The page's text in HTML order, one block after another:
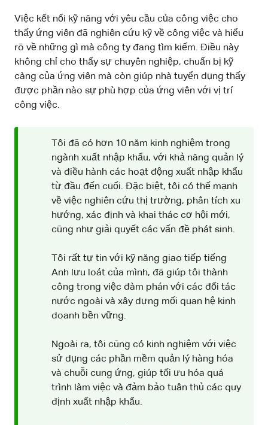
Việc kết nối kỹ năng với yêu cầu của công việc cho
thấy ứng viên đã nghiên cứu kỹ về công việc và hiểu
rõ về những gì mà công ty đang tìm kiếm. Điều này
không chỉ cho thấy sự chuyên nghiệp, chuẩn bị kỹ
càng của ứng viên mà còn giúp nhà tuyển dụng thấy
được phần nào sự phù hợp của ứng viên với vị trí
công việc.
Tôi đã có hơn 10 năm kinh nghiệm trong
ngành xuất nhập khẩu, với khả năng quản lý
và điều hành các hoạt động xuất nhập khẩu
từ đầu đến cuối. Đặc biệt, tôi có thế mạnh
về việc nghiên cứu thị trường, phân tích xu
hướng, xác định và khai thác cơ hội mới,
cũng như giải quyết các vấn đề phát sinh.
Tôi rất tự tin với kỹ năng giao tiếp tiếng
Anh lưu loát của mình, đã giúp tôi thành
công trong việc đàm phán với các đối tác
nước ngoài và xây dựng mối quan hệ kinh
doanh bền vững.
Ngoài ra, tôi cũng có kinh nghiệm với việc
sử dụng các phần mềm quản lý hàng hóa
và chuỗi cung ứng, giúp tối ưu hóa quá
trình làm việc và đảm bảo tuân thủ các quy
định xuất nhập khẩu.